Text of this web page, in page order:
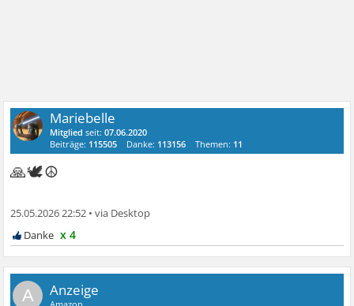
Mariebelle
Mitglied seit:07.06.2020
Beiträge: 115505 Danke: 113156 Themen: 11
🙏🕊☮
25.05.2026 22:52 •
x 4
A